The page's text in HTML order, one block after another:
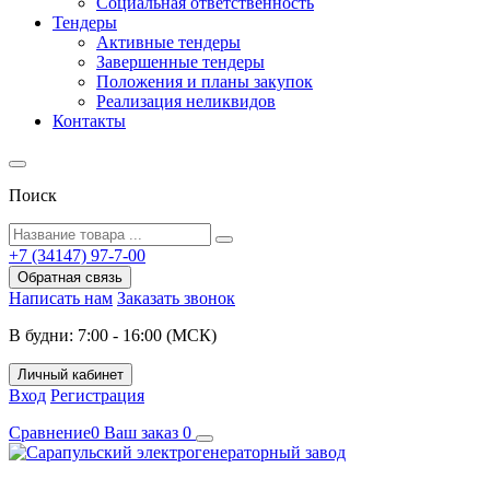
Тендеры
Активные тендеры
Завершенные тендеры
Положения и планы закупок
Реализация неликвидов
Контакты
Поиск
+7 (34147) 97-7-00
Обратная связь
Написать нам Заказать звонок
В будни: 7:00 - 16:00 (МСК)
Личный кабинет
Вход Регистрация
Сравнение0 Ваш заказ 0